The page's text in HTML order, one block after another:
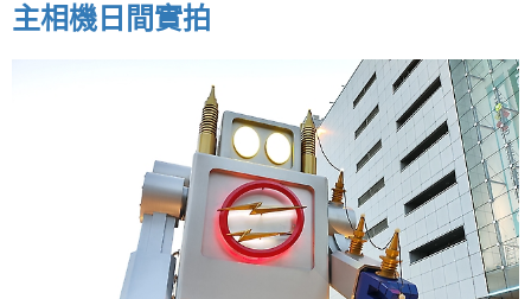
主相機日間實拍